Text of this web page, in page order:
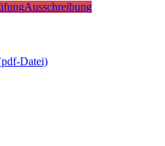
Ausschreibung
Datei)